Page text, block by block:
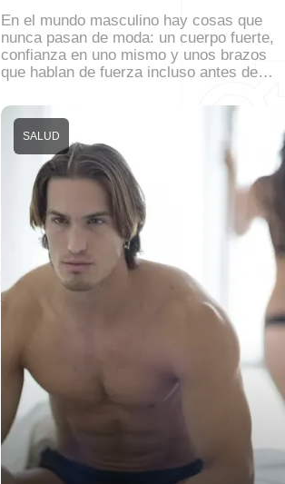
En el mundo masculino hay cosas que
nunca pasan de moda: un cuerpo fuerte,
confianza en uno mismo y unos brazos
que hablan de fuerza incluso antes de…
SALUD